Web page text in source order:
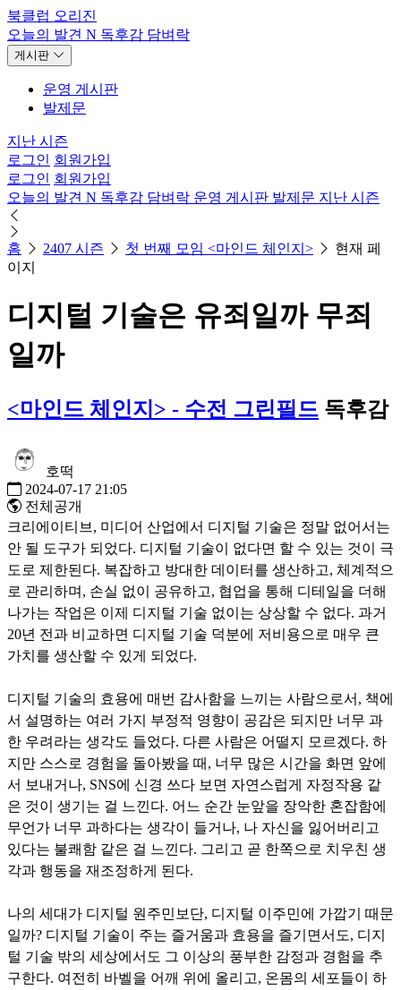
북클럽 오리진
오늘의 발견 N 독후감 담벼락
게시판
운영 게시판
발제문
지난 시즌
로그인 회원가입
로그인 회원가입
오늘의 발견 N 독후감 담벼락 운영 게시판 발제문 지난 시즌
홈 2407 시즌 첫 번째 모임 <마인드 체인지>
현재 페
이지
디지털 기술은 유죄일까 무죄
일까
<마인드 체인지> - 수전 그린필드 독후감
호떡
2024-07-17 21:05
전체공개
크리에이티브, 미디어 산업에서 디지털 기술은 정말 없어서는
안 될 도구가 되었다. 디지털 기술이 없다면 할 수 있는 것이 극
도로 제한된다. 복잡하고 방대한 데이터를 생산하고, 체계적으
로 관리하며, 손실 없이 공유하고, 협업을 통해 디테일을 더해
나가는 작업은 이제 디지털 기술 없이는 상상할 수 없다. 과거
20년 전과 비교하면 디지털 기술 덕분에 저비용으로 매우 큰
가치를 생산할 수 있게 되었다.
디지털 기술의 효용에 매번 감사함을 느끼는 사람으로서, 책에
서 설명하는 여러 가지 부정적 영향이 공감은 되지만 너무 과
한 우려라는 생각도 들었다. 다른 사람은 어떨지 모르겠다. 하
지만 스스로 경험을 돌아봤을 때, 너무 많은 시간을 화면 앞에
서 보내거나, SNS에 신경 쓰다 보면 자연스럽게 자정작용 같
은 것이 생기는 걸 느낀다. 어느 순간 눈앞을 장악한 혼잡함에
무언가 너무 과하다는 생각이 들거나, 나 자신을 잃어버리고
있다는 불쾌함 같은 걸 느낀다. 그리고 곧 한쪽으로 치우친 생
각과 행동을 재조정하게 된다.
나의 세대가 디지털 원주민보단, 디지털 이주민에 가깝기 때문
일까? 디지털 기술이 주는 즐거움과 효용을 즐기면서도, 디지
털 기술 밖의 세상에서도 그 이상의 풍부한 감정과 경험을 추
구한다. 여전히 바벨을 어깨 위에 올리고, 온몸의 세포들이 하